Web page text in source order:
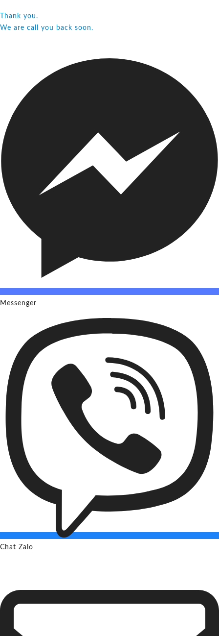
Thank you.
We are call you back soon.
Messenger
Chat Zalo